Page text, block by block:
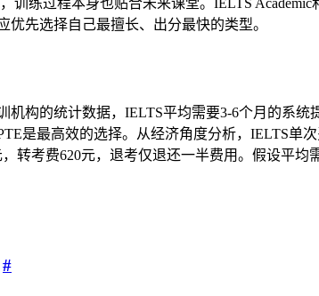
先选择自己最擅长、出分最快的类型。
构的统计数据，IELTS平均需要3-6个月的系
是最高效的选择。从经济角度分析，IELTS单
转考费620元，退考仅退还一半费用。假设平
#